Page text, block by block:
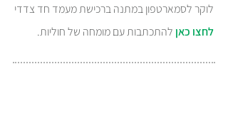
לוקר לסמארטפון במתנה ברכישת מעמד חד צדדי
לחצו כאן להתכתבות עם מומחה של חוליות.